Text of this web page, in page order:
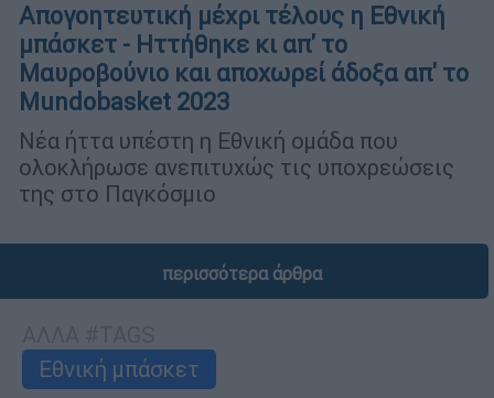
Απογοητευτική μέχρι τέλους η Εθνική
μπάσκετ - Ηττήθηκε κι απ' το
Μαυροβούνιο και αποχωρεί άδοξα απ' το
Mundobasket 2023
Νέα ήττα υπέστη η Εθνική ομάδα που
ολοκλήρωσε ανεπιτυχώς τις υποχρεώσεις
της στο Παγκόσμιο
περισσότερα άρθρα
Εθνική μπάσκετ